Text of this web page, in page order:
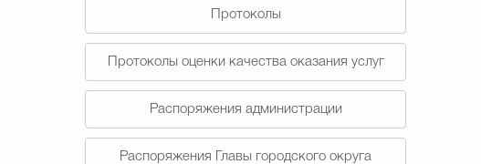
Протоколы
Протоколы оценки качества оказания услуг
Распоряжения администрации
Распоряжения Главы городского округа